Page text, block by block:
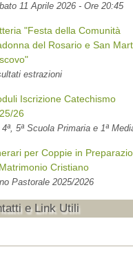
11 Aprile 2026 - Ore 20:45
"Festa della Comunità
del Rosario e San
estrazioni
Iscrizione Catechismo
26
4ª, 5ª Scuola Primaria e 1ª
per Coppie in
Cristiano
Pastorale 2025/2026
e Link Utili